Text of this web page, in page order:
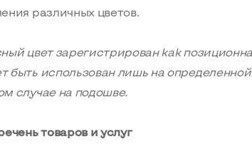
различных цветов.
цвет зарегистрирован как
быть использован лишь на
случае на подошве.
товаров и услуг